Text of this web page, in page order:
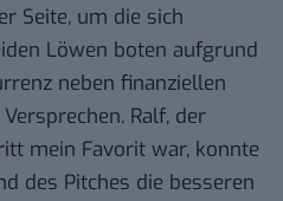
Seite, um die sich
Löwen boten aufgrund
neben finanziellen
Ralf, der
mein Favorit war, konnte
des Pitches die besseren